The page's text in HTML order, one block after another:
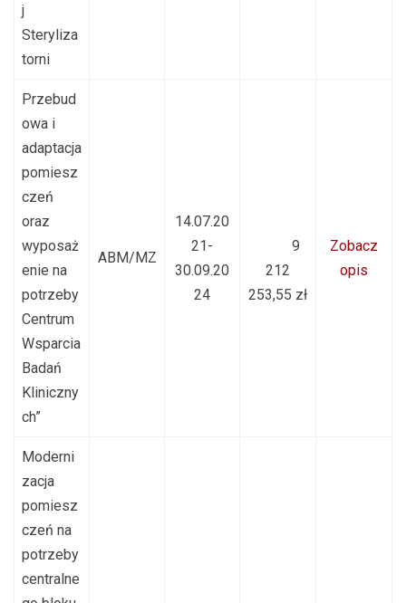
j
Steryliza
torni
Przebud
owa i
adaptacja
pomiesz
czeń
oraz
wyposaż
enie na
potrzeby
Centrum
Wsparcia
Badań
Kliniczny
ch”
ABM/MZ
14.07.20
21-
30.09.20
24
9
212
253,55 zł
Zobacz
opis
Moderni
zacja
pomiesz
czeń na
potrzeby
centralne